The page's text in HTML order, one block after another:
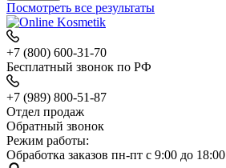
Посмотреть все результаты
+7 (800) 600-31-70
Бесплатный звонок по РФ
+7 (989) 800-51-87
Отдел продаж
Обратный звонок
Режим работы:
Обработка заказов пн-пт с 9:00 до 18:00